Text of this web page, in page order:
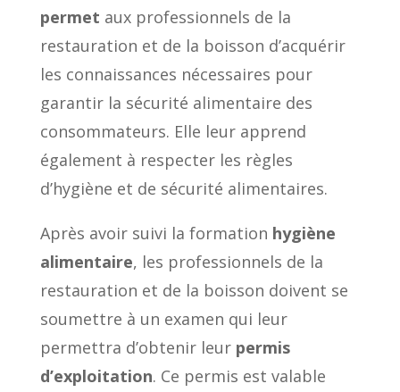
permet aux professionnels de la
restauration et de la boisson d’acquérir
les connaissances nécessaires pour
garantir la sécurité alimentaire des
consommateurs. Elle leur apprend
également à respecter les règles
d’hygiène et de sécurité alimentaires.
Après avoir suivi la formation hygiène
alimentaire, les professionnels de la
restauration et de la boisson doivent se
soumettre à un examen qui leur
permettra d’obtenir leur permis
d’exploitation. Ce permis est valable